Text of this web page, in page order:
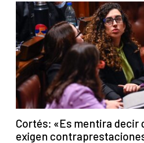
Cortés: «Es mentira decir
exigen